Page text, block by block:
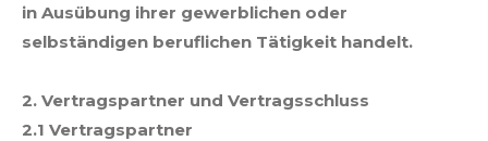
in Ausübung ihrer gewerblichen oder
selbständigen beruflichen Tätigkeit handelt.
2. Vertragspartner und Vertragsschluss
2.1 Vertragspartner